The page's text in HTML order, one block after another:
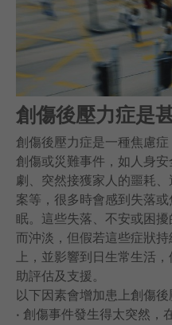
立即預約
語言
卓健eShop
創傷後壓力症是
創傷後壓力症是一種焦慮
創傷或災難事件，如人身
劇、突然接獲家人的噩耗
案等，很多時會感到失落
眠。這些失落、不安或困
而沖淡，但假若這些症狀
上，並影響到日生常生活
助評估及支援。
以下因素會增加患上創傷後
• 創傷事件發生得太突然，